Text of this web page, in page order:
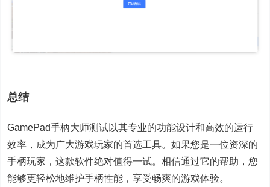
总结
GamePad手柄大师测试以其专业的功能设计和高效的运行
效率，成为广大游戏玩家的首选工具。如果您是一位资深的
手柄玩家，这款软件绝对值得一试。相信通过它的帮助，您
能够更轻松地维护手柄性能，享受畅爽的游戏体验。